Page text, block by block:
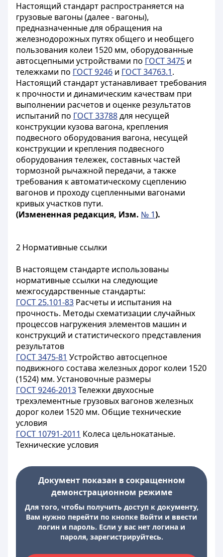
Настоящий стандарт распространяется на
грузовые вагоны (далее - вагоны),
предназначенные для обращения на
железнодорожных путях общего и необщего
пользования колеи 1520 мм, оборудованные
автосцепными устройствами по ГОСТ 3475 и
тележками по ГОСТ 9246 и ГОСТ 34763.1.
Настоящий стандарт устанавливает требования
к прочности и динамическим качествам при
выполнении расчетов и оценке результатов
испытаний по ГОСТ 33788для несущей
конструкции кузова вагона, крепления
подвесного оборудования вагона, несущей
конструкции и крепления подвесного
оборудования тележек, составных частей
тормозной рычажной передачи, а также
требования к автоматическому сцеплению
вагонов и проходу сцепленными вагонами
кривых участков пути.
(Измененная редакция, Изм. № 1).
2 Нормативные ссылки
В настоящем стандарте использованы
нормативные ссылки на следующие
межгосударственные стандарты:
ГОСТ 25.101-83 Расчеты и испытания на
прочность. Методы схематизации случайных
процессов нагружения элементов машин и
конструкций и статистического представления
результатов
ГОСТ 3475-81 Устройство автосцепное
подвижного состава железных дорог колеи 1520
(1524) мм. Установочные размеры
ГОСТ 9246-2013Тележки двухосные
трехэлементные грузовых вагонов железных
дорог колеи 1520 мм. Общие технические
условия
ГОСТ 10791-2011 Колеса цельнокатаные.
Технические условия
Документ показан в сокращенном
демонстрационном режиме
Для того, чтобы получить доступ к документу,
Вам нужно перейти по кнопке Войти и ввести
логин и пароль. Если у вас нет логина и
пароля, зарегистрируйтесь.